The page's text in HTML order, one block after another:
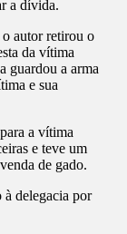
a dívida.
autor retirou o
da vítima
guardou a arma
e sua
a vítima
e teve um
de gado.
delegacia por